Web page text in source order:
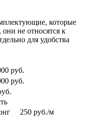
которые
не относятся к
для удобства
руб.
руб.
250 руб./м